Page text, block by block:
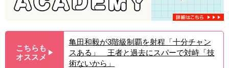
こちらも
オススメ ▶︎
亀田和毅が3階級制覇を射程「十分チャン
スある」 王者と過去にスパーで対峙「技
術ないから」